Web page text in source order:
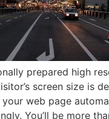
prepared high
screen size is
web page
You’ll be more